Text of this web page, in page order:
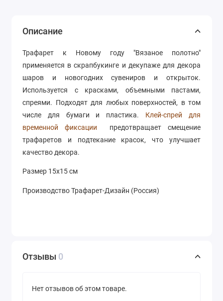
Описание
Трафарет к Новому году "Вязаное полотно"
применяется в скрапбукинге и декупаже для декора
шаров и новогодних сувениров и открыток.
Используется с красками, объемными пастами,
спреями. Подходят для любых поверхностей, в том
числе для бумаги и пластика. Клей-спрей для
временной фиксации
предотвращает смещение
трафаретов и подтекание красок, что улучшает
качество декора.
Размер 15х15 см
Производство Трафарет-Дизайн (Россия)
Отзывы 0
Нет отзывов об этом товаре.